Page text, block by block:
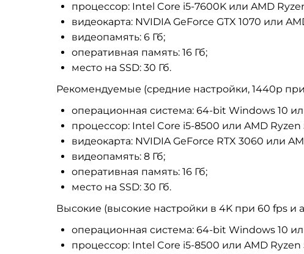
процессор: Intel Core i5-7600K или AMD
видеокарта: NVIDIA GeForce GTX 1070 или
видеопамять: 6 Гб;
оперативная память: 16 Гб;
место на SSD: 30 Гб.
Рекомендуемые (средние настройки, 1440p
операционная система: 64-bit Windows 10
процессор: Intel Core i5-8500 или AMD Ryzen
видеокарта: NVIDIA GeForce RTX 3060 или
видеопамять: 8 Гб;
оперативная память: 16 Гб;
место на SSD: 30 Гб.
Высокие (высокие настройки в 4K при 60 fps и
операционная система: 64-bit Windows 10
процессор: Intel Core i5-8500 или AMD Ryzen